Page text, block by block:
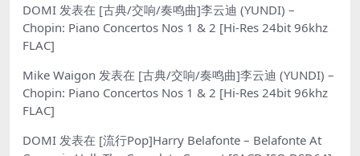
DOMI 发表在 [古典/交响/奏鸣曲]李云迪 (YUNDI) –
Chopin: Piano Concertos Nos 1 & 2 [Hi-Res 24bit 96khz
FLAC]
Mike Waigon 发表在 [古典/交响/奏鸣曲]李云迪 (YUNDI) –
Chopin: Piano Concertos Nos 1 & 2 [Hi-Res 24bit 96khz
FLAC]
DOMI 发表在 [流行Pop]Harry Belafonte – Belafonte At